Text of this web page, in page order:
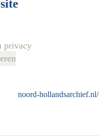
privacy
noord-hollandsarchief.nl/